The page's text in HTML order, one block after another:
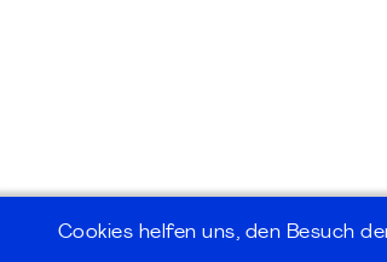
Cookies helfen uns, den Besuch